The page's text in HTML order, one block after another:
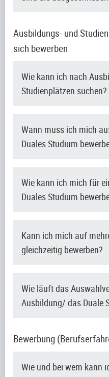
Ausbildungs- und
sich bewerben
Wie kann ich nach
Studienplätzen suchen?
Wann muss ich mich
Duales Studium
Wie kann ich mich für
Duales Studium
Kann ich mich auf
gleichzeitig bewerben?
Wie läuft das
Ausbildung/ das Duale
Bewerbung
Wie und bei wem kann